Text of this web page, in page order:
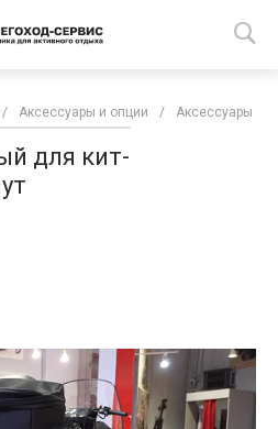
/ Аксессуары и опции / Аксессуары
для кит-